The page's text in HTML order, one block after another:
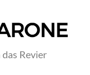
Revier